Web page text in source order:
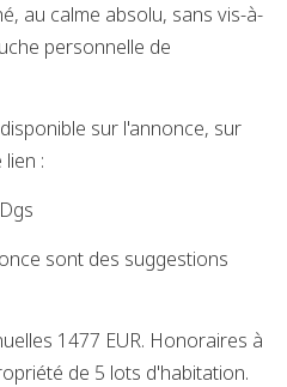
au calme absolu, sans vis-à-
personnelle de
sur l'annonce, sur
:
sont des suggestions
1477 EUR. Honoraires à
de 5 lots d'habitation.